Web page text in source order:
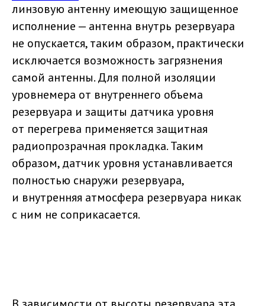
линзовую антенну имеющую защищенное
исполнение — антенна внутрь резервуара
не опускается, таким образом, практически
исключается возможность загрязнения
самой антенны. Для полной изоляции
уровнемера от внутреннего объема
резервуара и защиты датчика уровня
от перегрева применяется защитная
радиопрозрачная прокладка. Таким
образом, датчик уровня устанавливается
полностью снаружи резервуара,
и внутренняя атмосфера резервуара никак
с ним не соприкасается.